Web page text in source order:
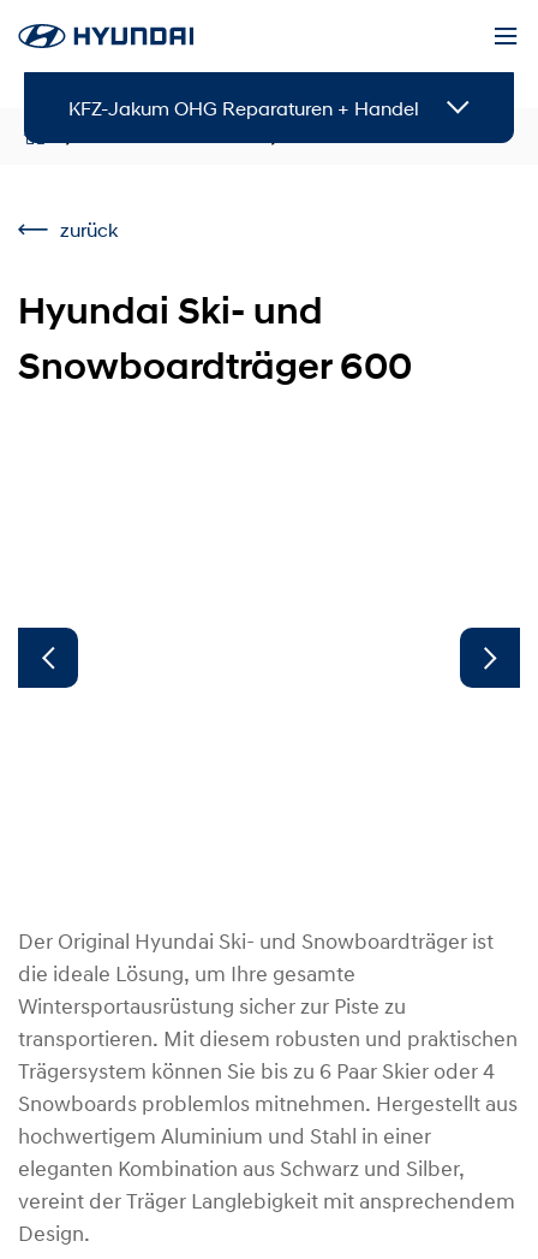
KFZ-Jakum OHG Reparaturen + Handel
zurück
Hyundai Ski- und
Snowboardträger 600
Der Original Hyundai Ski- und Snowboardträger ist
die ideale Lösung, um Ihre gesamte
Wintersportausrüstung sicher zur Piste zu
transportieren. Mit diesem robusten und praktischen
Trägersystem können Sie bis zu 6 Paar Skier oder 4
Snowboards problemlos mitnehmen. Hergestellt aus
hochwertigem Aluminium und Stahl in einer
eleganten Kombination aus Schwarz und Silber,
vereint der Träger Langlebigkeit mit ansprechendem
Design.